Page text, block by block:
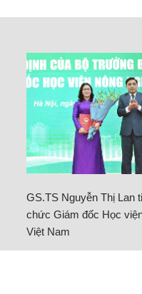
GS.TS Nguyễn Thị Lan
chức Giám đốc Học
Việt Nam